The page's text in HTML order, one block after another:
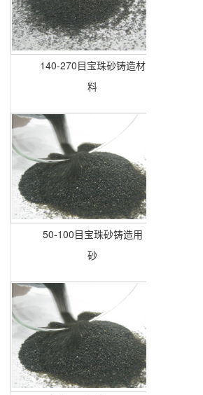
140-270目宝珠砂铸造材
料
50-100目宝珠砂铸造用
砂